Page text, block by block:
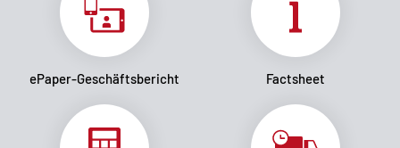
ePaper-Geschäftsbericht Factsheet